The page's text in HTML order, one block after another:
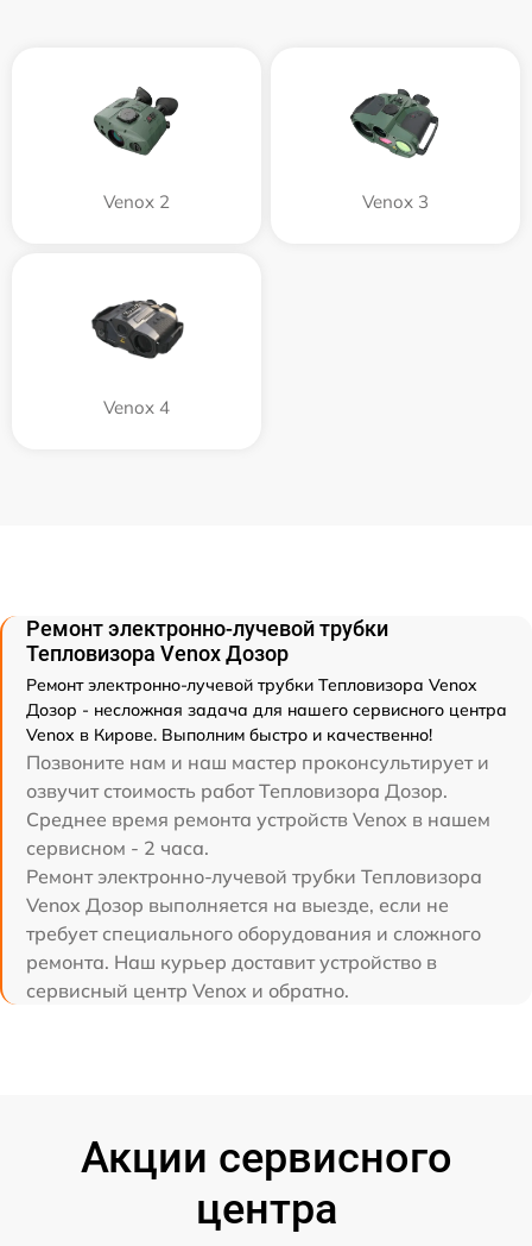
Venox 2 Venox 3
Venox 4
Ремонт электронно-лучевой трубки
Тепловизора Venox Дозор
Ремонт электронно-лучевой трубки Тепловизора Venox
Дозор - несложная задача для нашего сервисного центра
Venox в Кирове. Выполним быстро и качественно!
Позвоните нам и наш мастер проконсультирует и
озвучит стоимость работ Тепловизора Дозор.
Среднее время ремонта устройств Venox в нашем
сервисном - 2 часа.
Ремонт электронно-лучевой трубки Тепловизора
Venox Дозор выполняется на выезде, если не
требует специального оборудования и сложного
ремонта. Наш курьер доставит устройство в
сервисный центр Venox и обратно.
Акции сервисного
центра